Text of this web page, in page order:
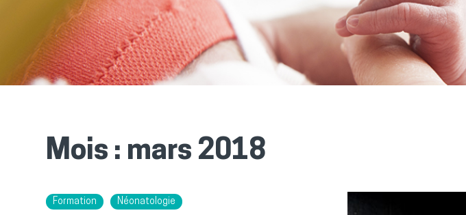
Mois : mars 2018
Formation Néonatologie